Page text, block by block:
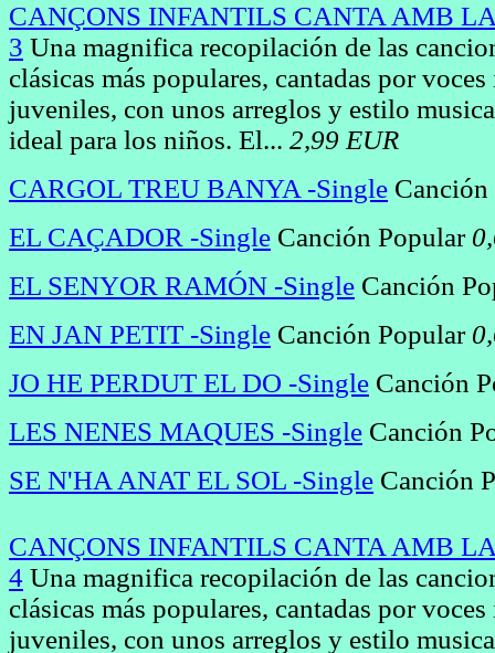
CANÇONS INFANTILS CANTA AMB
3 Una magnifica recopilación de las
clásicas más populares, cantadas por
juveniles, con unos arreglos y estilo
ideal para los niños. El... 2,99 EUR
CARGOL TREU BANYA -Single
EL CAÇADOR -Single Canción Popular
EL SENYOR RAMÓN -Single Canción
EN JAN PETIT -Single Canción Popular
JO HE PERDUT EL DO -Single Canción
LES NENES MAQUES -Single Canción
SE N'HA ANAT EL SOL -Single Canción
CANÇONS INFANTILS CANTA AMB
4 Una magnifica recopilación de las
clásicas más populares, cantadas por
juveniles, con unos arreglos y estilo